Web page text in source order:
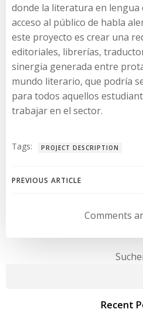
donde la literatura en
acceso al público de habla
este proyecto es crear una
editoriales, librerías,
sinergia generada entre
mundo literario, que podría
para todos aquellos
trabajar en el sector.
Tags: PROJECT DESCRIPTION
Post
navigation
PREVIOUS ARTICLE
Comments
Recent